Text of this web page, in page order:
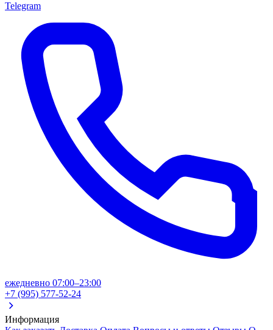
Telegram
ежедневно 07:00–23:00
+7 (995) 577-52-24
Информация